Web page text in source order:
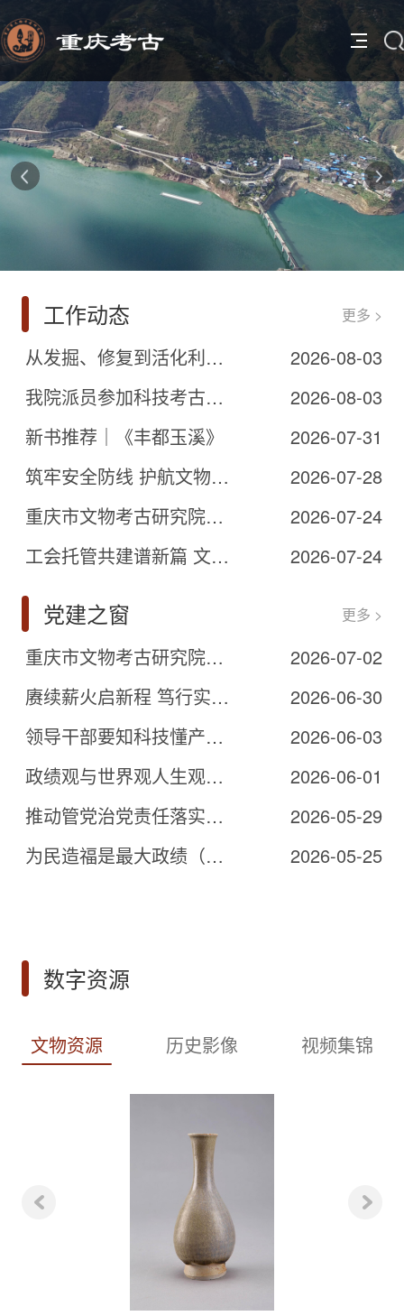
工作动态 更多 >
从发掘、修复到活化利用 我院三峡考古重要出土文物赴南山博物馆参展
2026-08-03
我院派员参加科技考古与文化遗产保护国际学术研讨会分享三峡文物修复经验
2026-08-03
新书推荐｜《丰都玉溪》
2026-07-31
筑牢安全防线 护航文物修复——我院扎实推进安全生产系列工作
2026-07-28
重庆市文物考古研究院工会打造 “考古暑期小课堂”职工子女托管长效品牌
2026-07-24
工会托管共建谱新篇 文博研学赋能润童心 ——我院工会与重庆中国三峡博物馆工会联合开展暑期文博研学活动
2026-07-24
党建之窗 更多 >
重庆市文物考古研究院党总支组织全体党员观看庆祝中国共产党成立105周年大会直播
2026-07-02
赓续薪火启新程 笃行实干谱华章——我院圆满完成党总支委员会换届选举工作
2026-06-30
领导干部要知科技懂产业善决策
2026-06-03
政绩观与世界观人生观价值观相贯通
2026-06-01
推动管党治党责任落实到位（深入学习贯彻习近平新时代中国特色社会主义思想）
2026-05-29
为民造福是最大政绩（深入学习贯彻习近平新时代中国特色社会主义思想）
2026-05-25
数字资源
文物资源 历史影像 视频集锦